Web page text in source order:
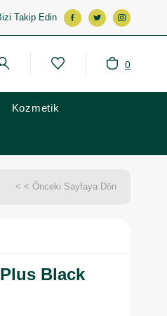
Takip Edin
0
Kozmetik
< < Önceki Sayfaya Dön
Black